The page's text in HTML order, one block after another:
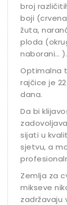
broj
boji
žuta,
ploda
naborani… ).
Optimalna
rajčice je
dana.
Da bi
sijati u
sjetvu, a
Zemlja za
mikseve
zadržavaju